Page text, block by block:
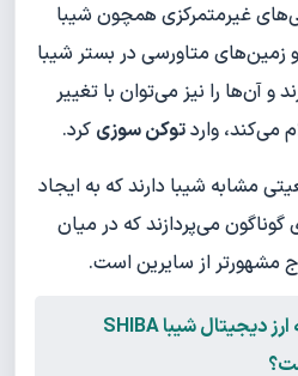
غیرمتمرکزی همچون شیبا
و زمین‌های متاورسی در بستر شیبا
و آن‌ها را نیز می‌توان با تغییر
می‌کند، واردتوکن سوزی کرد.
مشابه شیبا دارند که به ایجاد
می‌پردازند که در میان
مشهورتر از سایرین است.
مقاله ارز دیجیتال شیبا SHIBA